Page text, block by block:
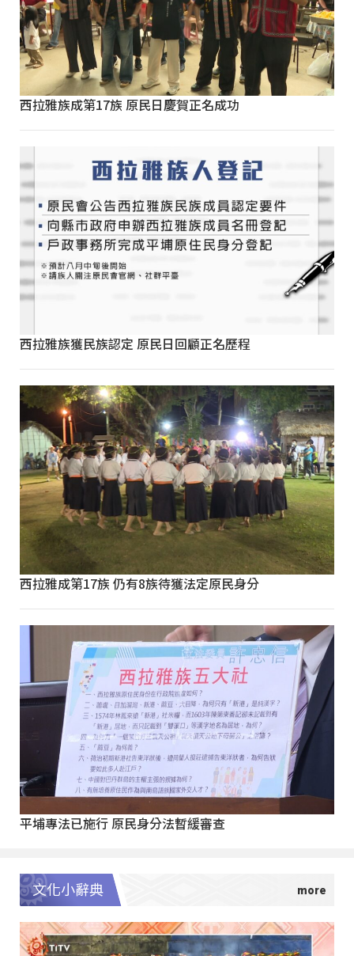
西拉雅族成第17族 原民日慶賀正名成功
西拉雅族獲民族認定 原民日回顧正名歷程
西拉雅成第17族 仍有8族待獲法定原民身分
平埔專法已施行 原民身分法暫緩審查
文化小辭典